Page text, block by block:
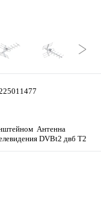
Антенна
DVBt2 двб Т2